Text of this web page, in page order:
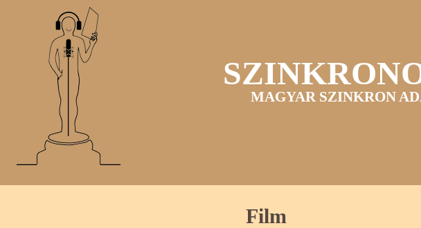
MAGYAR SZINKRON
Film